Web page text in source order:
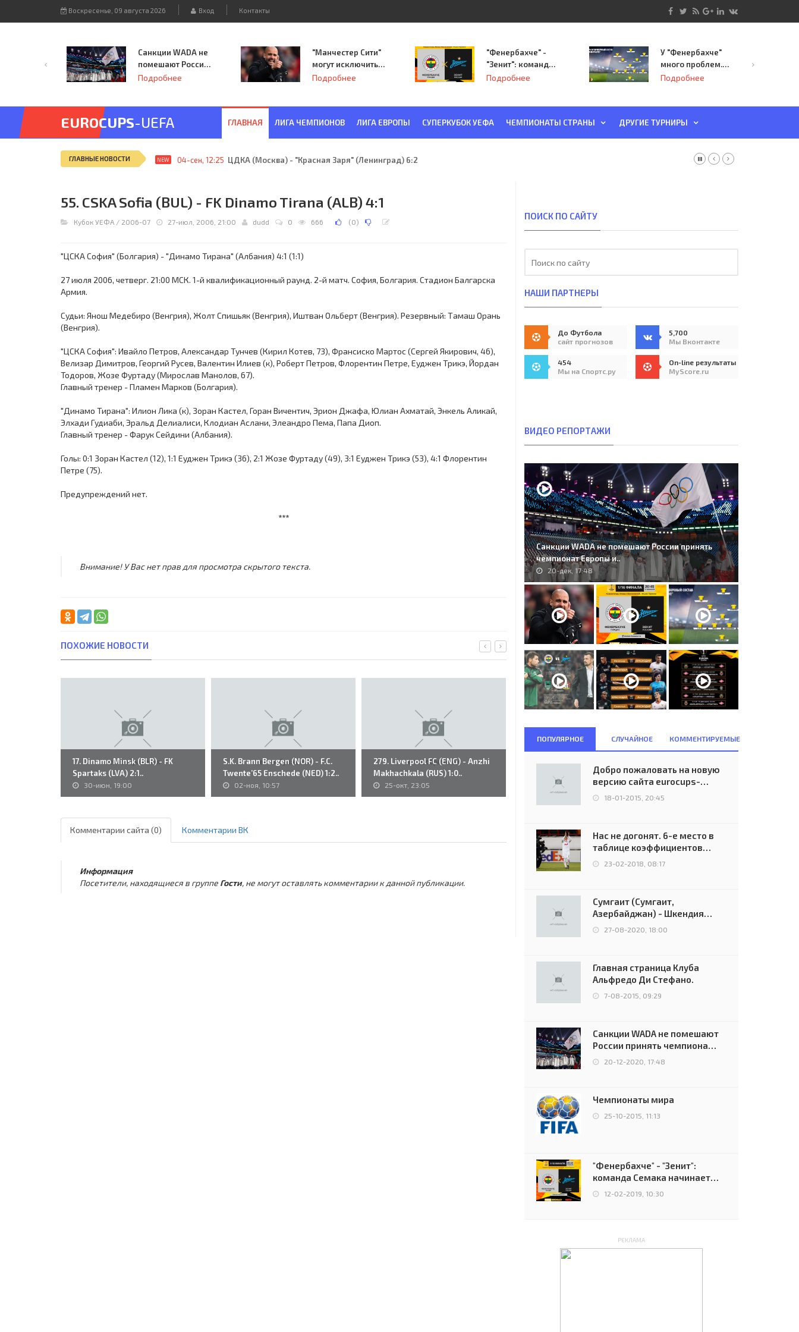
Воскресенье, 09 августа 2026 Вход Контакты
Санкции WADA не
помешают России
принять
Подробнее
"Манчестер Сити"
могут исключить
из Лиги
Подробнее
"Фенербахче" -
"Зенит": команда
Семака начинает
Подробнее
У "Фенербахче"
много проблем.
Но он опасен для
Подробнее
EUROCUPS-UEFA ГЛАВНАЯ ЛИГА ЧЕМПИОНОВ ЛИГА ЕВРОПЫ СУПЕРКУБОК УЕФА ЧЕМПИОНАТЫ СТРАНЫ ДРУГИЕ ТУРНИРЫ
ГЛАВНЫЕ НОВОСТИ NEW 04-сен, 12:25 ЦДКА (Москва) - "Красная Заря" (Ленинград) 6:2
55. CSKA Sofia (BUL) - FK Dinamo Tirana (ALB) 4:1
Кубок УЕФА / 2006-07 27-июл, 2006, 21:00 dudd 0 666 (0)
"ЦСКА София" (Болгария) - "Динамо Тирана" (Албания) 4:1 (1:1)
27 июля 2006, четверг. 21:00 МСК. 1-й квалификационный раунд. 2-й матч. София, Болгария. Стадион Балгарска
Армия.
Судьи: Янош Медебиро (Венгрия), Жолт Спишьяк (Венгрия), Иштван Ольберт (Венгрия). Резервный: Тамаш Орань
(Венгрия).
"ЦСКА София": Ивайло Петров, Александар Тунчев (Кирил Котев, 73), Франсиско Мартос (Сергей Якирович, 46),
Велизар Димитров, Георгий Русев, Валентин Илиев (к), Роберт Петров, Флорентин Петре, Еуджен Трикэ, Йордан
Тодоров, Жозе Фуртаду (Мирослав Манолов, 67).
Главный тренер - Пламен Марков (Болгария).
"Динамо Тирана": Илион Лика (к), Зоран Кастел, Горан Вичентич, Эрион Джафа, Юлиан Ахматай, Энкель Аликай,
Элхади Гудиаби, Эральд Делиалиси, Клодиан Аслани, Элеандро Пема, Папа Диоп.
Главный тренер - Фарук Сейдини (Албания).
Голы: 0:1 Зоран Кастел (12), 1:1 Еуджен Трикэ (36), 2:1 Жозе Фуртаду (49), 3:1 Еуджен Трикэ (53), 4:1 Флорентин
Петре (75).
Предупреждений нет.
***
Внимание! У Вас нет прав для просмотра скрытого текста.
ПОХОЖИЕ НОВОСТИ
17. Dinamo Minsk (BLR) - FK
Spartaks (LVA) 2:1..
30-июн, 19:00
S.K. Brann Bergen (NOR) - F.C.
Twente’65 Enschede (NED) 1:2..
02-ноя, 10:57
279. Liverpool FC (ENG) - Anzhi
Makhachkala (RUS) 1:0..
25-окт, 23:05
WIT Georgia (GEO) 3:0..
21-июл, 22:00
Nijmegen (NED) 2:0..
02-ноя, 20:40
Комментарии сайта (0) Комментарии ВК
Информация
Посетители, находящиеся в группе Гости, не могут оставлять комментарии к данной публикации.
ПОИСК ПО САЙТУ
НАШИ ПАРТНЕРЫ
До Футбола
сайт прогнозов
5,700
Мы Вконтакте
454
Мы на Спортс.ру
On-line результаты
MyScore.ru
ВИДЕО РЕПОРТАЖИ
Санкции WADA не помешают России принять
чемпионат Европы и..
20-дек, 17:48
ПОПУЛЯРНОЕ СЛУЧАЙНОЕ КОММЕНТИРУЕМЫЕ
Добро пожаловать на новую
версию сайта eurocups-
uefa.ru
18-01-2015, 20:45
Нас не догонят. 6-е место в
таблице коэффициентов
УЕФА остаётся за Россией
23-02-2018, 08:17
Сумгаит (Сумгаит,
Азербайджан) - Шкендия
(Тетово, Северная
Македония) - 0:2 (0:0)
27-08-2020, 18:00
Главная страница Клуба
Альфредо Ди Стефано.
7-08-2015, 09:29
Санкции WADA не помешают
России принять чемпионат
Европы и финал Лиги
чемпионов.
20-12-2020, 17:48
Чемпионаты мира
25-10-2015, 11:13
"Фенербахче" - "Зенит":
команда Семака начинает
путь в плей-офф Лиги
12-02-2019, 10:30
РЕКЛАМА